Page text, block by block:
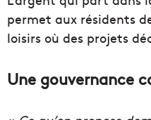
permet aux résidents
loisirs où des projets
Une gouvernance